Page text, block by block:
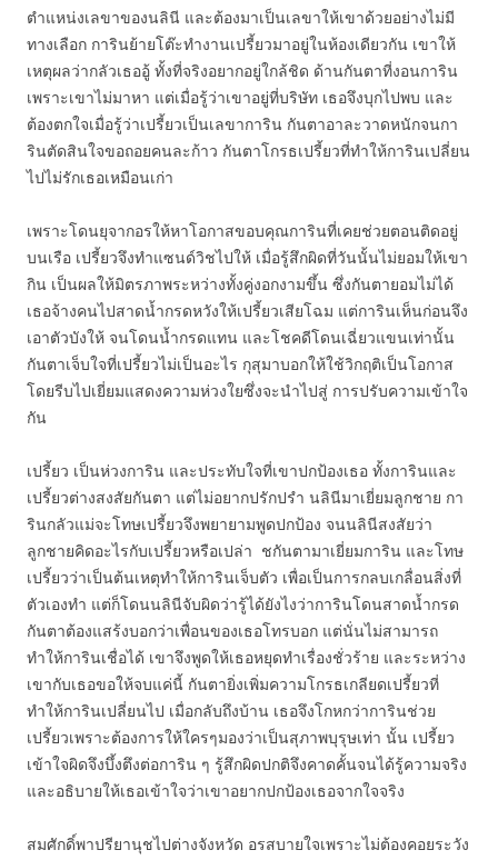
ตำแหน่งเลขาของนลินี และต้องมาเป็นเลขาให้เขาด้วยอย่างไม่มี
ทางเลือก การินย้ายโต๊ะทำงานเปรี้ยวมาอยู่ในห้องเดียวกัน เขาให้
เหตุผลว่ากลัวเธออู้ ทั้งที่จริงอยากอยู่ใกล้ชิด ด้านกันตาที่งอนการิน
เพราะเขาไม่มาหา แต่เมื่อรู้ว่าเขาอยู่ที่บริษัท เธอจึงบุกไปพบ และ
ต้องตกใจเมื่อรู้ว่าเปรี้ยวเป็นเลขาการิน กันตาอาละวาดหนักจนกา
รินตัดสินใจขอถอยคนละก้าว กันตาโกรธเปรี้ยวที่ทำให้การินเปลี่ยน
ไปไม่รักเธอเหมือนเก่า
เพราะโดนยุจากอรให้หาโอกาสขอบคุณการินที่เคยช่วยตอนติดอยู่
บนเรือ เปรี้ยวจึงทำแซนด์วิชไปให้ เมื่อรู้สึกผิดที่วันนั้นไม่ยอมให้เขา
กิน เป็นผลให้มิตรภาพระหว่างทั้งคู่งอกงามขึ้น ซึ่งกันตายอมไม่ได้
เธอจ้างคนไปสาดน้ำกรดหวังให้เปรี้ยวเสียโฉม แต่การินเห็นก่อนจึง
เอาตัวบังให้ จนโดนน้ำกรดแทน และโชคดีโดนเฉี่ยวแขนเท่านั้น
กันตาเจ็บใจที่เปรี้ยวไม่เป็นอะไร กุสุมาบอกให้ใช้วิกฤติเป็นโอกาส
โดยรีบไปเยี่ยมแสดงความห่วงใยซึ่งจะนำไปสู่ การปรับความเข้าใจ
กัน
เปรี้ยว เป็นห่วงการิน และประทับใจที่เขาปกป้องเธอ ทั้งการินและ
เปรี้ยวต่างสงสัยกันตา แต่ไม่อยากปรักปรำ นลินีมาเยี่ยมลูกชาย กา
รินกลัวแม่จะโทษเปรี้ยวจึงพยายามพูดปกป้อง จนนลินีสงสัยว่า
ลูกชายคิดอะไรกับเปรี้ยวหรือเปล่า ชกันตามาเยี่ยมการิน และโทษ
เปรี้ยวว่าเป็นต้นเหตุทำให้การินเจ็บตัว เพื่อเป็นการกลบเกลื่อนสิ่งที่
ตัวเองทำ แต่ก็โดนนลินีจับผิดว่ารู้ได้ยังไงว่าการินโดนสาดน้ำกรด
กันตาต้องแสร้งบอกว่าเพื่อนของเธอโทรบอก แต่นั่นไม่สามารถ
ทำให้การินเชื่อได้ เขาจึงพูดให้เธอหยุดทำเรื่องชั่วร้าย และระหว่าง
เขากับเธอขอให้จบแค่นี้ กันตายิ่งเพิ่มความโกรธเกลียดเปรี้ยวที่
ทำให้การินเปลี่ยนไป เมื่อกลับถึงบ้าน เธอจึงโกหกว่าการินช่วย
เปรี้ยวเพราะต้องการให้ใครๆมองว่าเป็นสุภาพบุรุษเท่า นั้น เปรี้ยว
เข้าใจผิดจึงบึ้งตึงต่อการิน ๆ รู้สึกผิดปกติจึงคาดคั้นจนได้รู้ความจริง
และอธิบายให้เธอเข้าใจว่าเขาอยากปกป้องเธอจากใจจริง
สมศักดิ์พาปรียานุชไปต่างจังหวัด อรสบายใจเพราะไม่ต้องคอยระวัง